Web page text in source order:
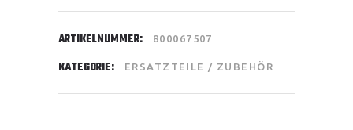
ARTIKELNUMMER: 800067507
KATEGORIE: ERSATZTEILE / ZUBEHÖR